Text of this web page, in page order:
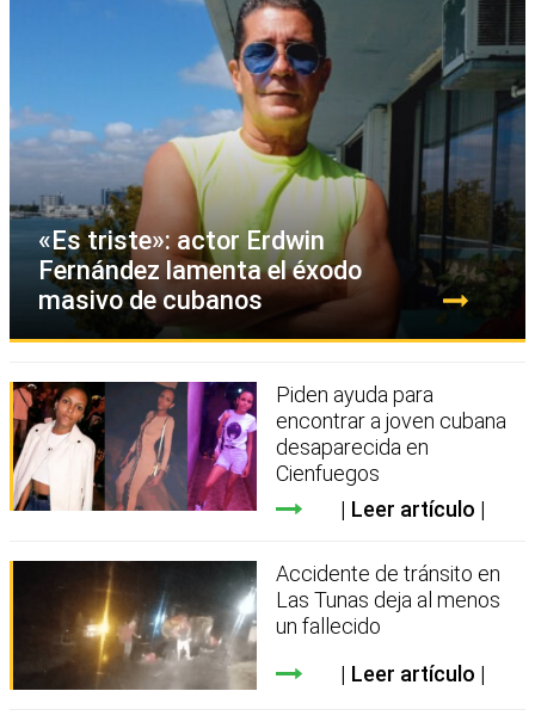
«Es triste»: actor Erdwin
Fernández lamenta el éxodo
masivo de cubanos
Piden ayuda para
encontrar a joven cubana
desaparecida en
Cienfuegos
Leer artículo
Accidente de tránsito en
Las Tunas deja al menos
un fallecido
Leer artículo